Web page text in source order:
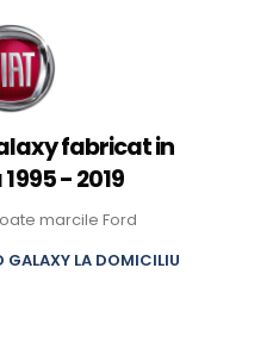
fabricat in
- 2019
marcile Ford
GALAXY LA DOMICILIU